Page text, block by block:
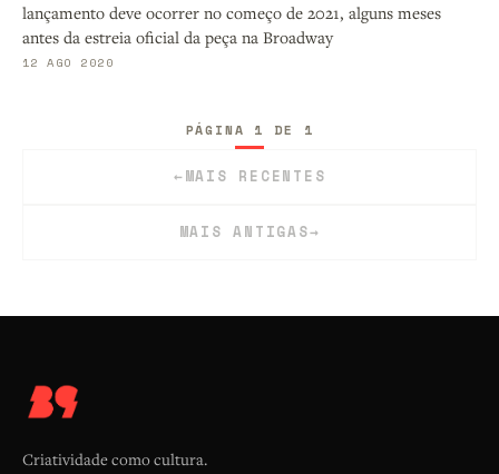
lançamento deve ocorrer no começo de 2021, alguns meses
antes da estreia oficial da peça na Broadway
12 AGO 2020
←MAIS RECENTES
PÁGINA 1 DE 1
MAIS ANTIGAS→
Criatividade como cultura.